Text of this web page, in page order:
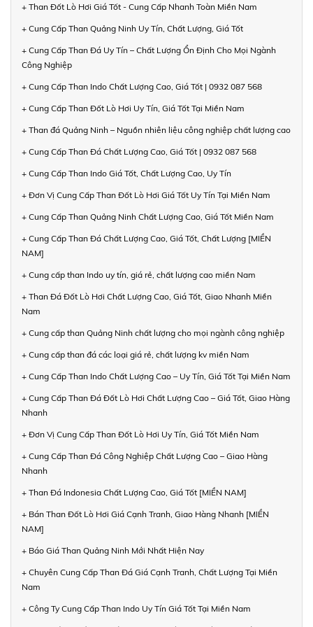
+ Than Đốt Lò Hơi Giá Tốt - Cung Cấp Nhanh Toàn Miền Nam
+ Cung Cấp Than Quảng Ninh Uy Tín, Chất Lượng, Giá Tốt
+ Cung Cấp Than Đá Uy Tín – Chất Lượng Ổn Định Cho Mọi Ngành
Công Nghiệp
+ Cung Cấp Than Indo Chất Lượng Cao, Giá Tốt | 0932 087 568
+ Cung Cấp Than Đốt Lò Hơi Uy Tín, Giá Tốt Tại Miền Nam
+ Than đá Quảng Ninh – Nguồn nhiên liệu công nghiệp chất lượng cao
+ Cung Cấp Than Đá Chất Lượng Cao, Giá Tốt | 0932 087 568
+ Cung Cấp Than Indo Giá Tốt, Chất Lượng Cao, Uy Tín
+ Đơn Vị Cung Cấp Than Đốt Lò Hơi Giá Tốt Uy Tín Tại Miền Nam
+ Cung Cấp Than Quảng Ninh Chất Lượng Cao, Giá Tốt Miền Nam
+ Cung Cấp Than Đá Chất Lượng Cao, Giá Tốt, Chất Lượng [MIỀN
NAM]
+ Cung cấp than Indo uy tín, giá rẻ, chất lượng cao miền Nam
+ Than Đá Đốt Lò Hơi Chất Lượng Cao, Giá Tốt, Giao Nhanh Miền
Nam
+ Cung cấp than Quảng Ninh chất lượng cho mọi ngành công nghiệp
+ Cung cấp than đá các loại giá rẻ, chất lượng kv miền Nam
+ Cung Cấp Than Indo Chất Lượng Cao – Uy Tín, Giá Tốt Tại Miền Nam
+ Cung Cấp Than Đá Đốt Lò Hơi Chất Lượng Cao – Giá Tốt, Giao Hàng
Nhanh
+ Đơn Vị Cung Cấp Than Đốt Lò Hơi Uy Tín, Giá Tốt Miền Nam
+ Cung Cấp Than Đá Công Nghiệp Chất Lượng Cao – Giao Hàng
Nhanh
+ Than Đá Indonesia Chất Lượng Cao, Giá Tốt [MIỀN NAM]
+ Bán Than Đốt Lò Hơi Giá Cạnh Tranh, Giao Hàng Nhanh [MIỀN
NAM]
+ Báo Giá Than Quảng Ninh Mới Nhất Hiện Nay
+ Chuyên Cung Cấp Than Đá Giá Cạnh Tranh, Chất Lượng Tại Miền
Nam
+ Công Ty Cung Cấp Than Indo Uy Tín Giá Tốt Tại Miền Nam